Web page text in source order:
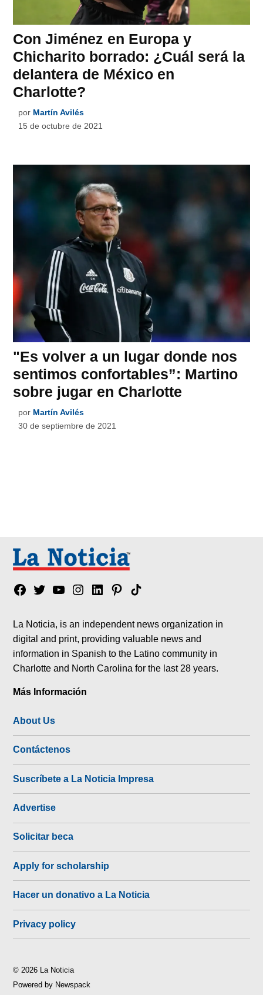
Con Jiménez en Europa y
Chicharito borrado: ¿Cuál será la
delantera de México en
Charlotte?
por Martín Avilés
15 de octubre de 2021
"Es volver a un lugar donde nos
sentimos confortables”: Martino
sobre jugar en Charlotte
por Martín Avilés
30 de septiembre de 2021
Facebook
TwitterYouTubeInstagram
LinkedinPinterest
Tik
La Noticia, is an independent news organization in
digital and print, providing valuable news and
information in Spanish to the Latino community in
Charlotte and North Carolina for the last 28 years.
Más Información
About Us
Contáctenos
Suscríbete a La Noticia Impresa
Advertise
Solicitar beca
Apply for scholarship
Hacer un donativo a La Noticia
Privacy policy
© 2026 La Noticia
Powered by Newspack